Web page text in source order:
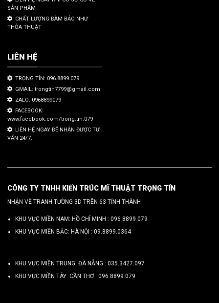
SẢN PHẨM
CHẤT LƯỢNG ĐÀM BẢO NHƯ
THỎA THUẬT
LIÊN HỆ
TRỌNG TÍN: 096.8899.079
GMAIL: trongtin7799@gmail.com
ZALO: 0968899079
FACEBOOK:
www.facebook.com/trong.tin.079
LIÊN HỆ NGAY ĐỂ NHẬN ĐƯỢC TƯ
VẤN 24/7.
CÔNG TY TNHH KIẾN TRÚC MĨ THUẬT TRỌNG TÍN
NHẬN VẼ TRANH TƯỜNG 3D TRÊN 63 TỈNH THÀNH
KHU VỰC MIỀN NAM: HỒ CHÍ MINH : 096 8899 079
KHU VỰC MIỀN BẮC: HÀ NỘI : 09.8899.0364
KHU VỰC MIỀN TRUNG: ĐÀ NẴNG : 035.3427.097
KHU VỰC MIỀN TÂY: CẦN THƠ : 096.8899.079